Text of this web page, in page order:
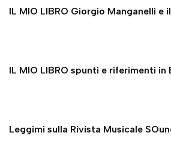
IL MIO LIBRO Giorgio Manganelli e
IL MIO LIBRO spunti e riferimenti in
Leggimi sulla Rivista Musicale